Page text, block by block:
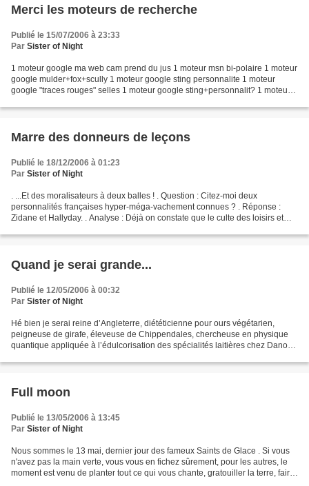
Merci les moteurs de recherche
Publié le 15/07/2006 à 23:33
Par Sister of Night
1 moteur google ma web cam prend du jus 1 moteur msn bi-polaire 1 moteur
google mulder+fox+scully 1 moteur google sting personnalite 1 moteur
google "traces rouges" selles 1 moteur google sting+personnalit? 1 moteur
Marre des donneurs de leçons
Publié le 18/12/2006 à 01:23
Par Sister of Night
. ...Et des moralisateurs à deux balles ! . Question : Citez-moi deux
personnalités françaises hyper-méga-vachement connues ? . Réponse :
Zidane et Hallyday. . Analyse : Déjà on constate que le culte des loisirs et
Quand je serai grande...
Publié le 12/05/2006 à 00:32
Par Sister of Night
Hé bien je serai reine d’Angleterre, diététicienne pour ours végétarien,
peigneuse de girafe, éleveuse de Chippendales, chercheuse en physique
quantique appliquée à l’édulcorisation des spécialités laitières chez Danone
Full moon
Publié le 13/05/2006 à 13:45
Par Sister of Night
Nous sommes le 13 mai, dernier jour des fameux Saints de Glace . Si vous
n'avez pas la main verte, vous vous en fichez sûrement, pour les autres, le
moment est venu de planter tout ce qui vous chante, gratouiller la terre, faire